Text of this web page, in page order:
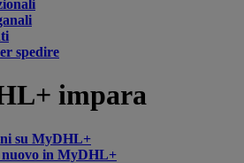
spedire
impara
su MyDHL+
nuovo in MyDHL+